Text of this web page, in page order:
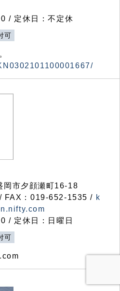
/ 定休日：不定休
可
市夕顔瀬町16-18
FAX：019-652-1535 / k
/ 定休日：日曜日
可